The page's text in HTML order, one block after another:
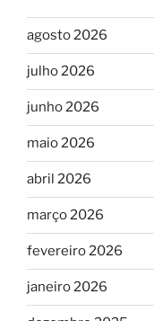
agosto 2026
julho 2026
junho 2026
maio 2026
abril 2026
março 2026
fevereiro 2026
janeiro 2026